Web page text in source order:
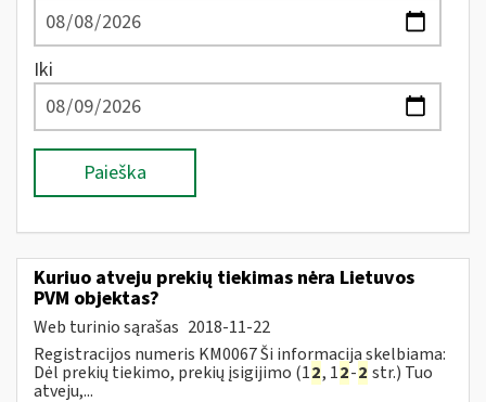
Iki
Paieška
Kuriuo atveju prekių tiekimas nėra Lietuvos
PVM objektas?
Web turinio sąrašas 2018-11-22
Registracijos numeris KM0067 Ši informacija skelbiama:
Dėl prekių tiekimo, prekių įsigijimo (12, 12-2 str.) Tuo
atveju,...